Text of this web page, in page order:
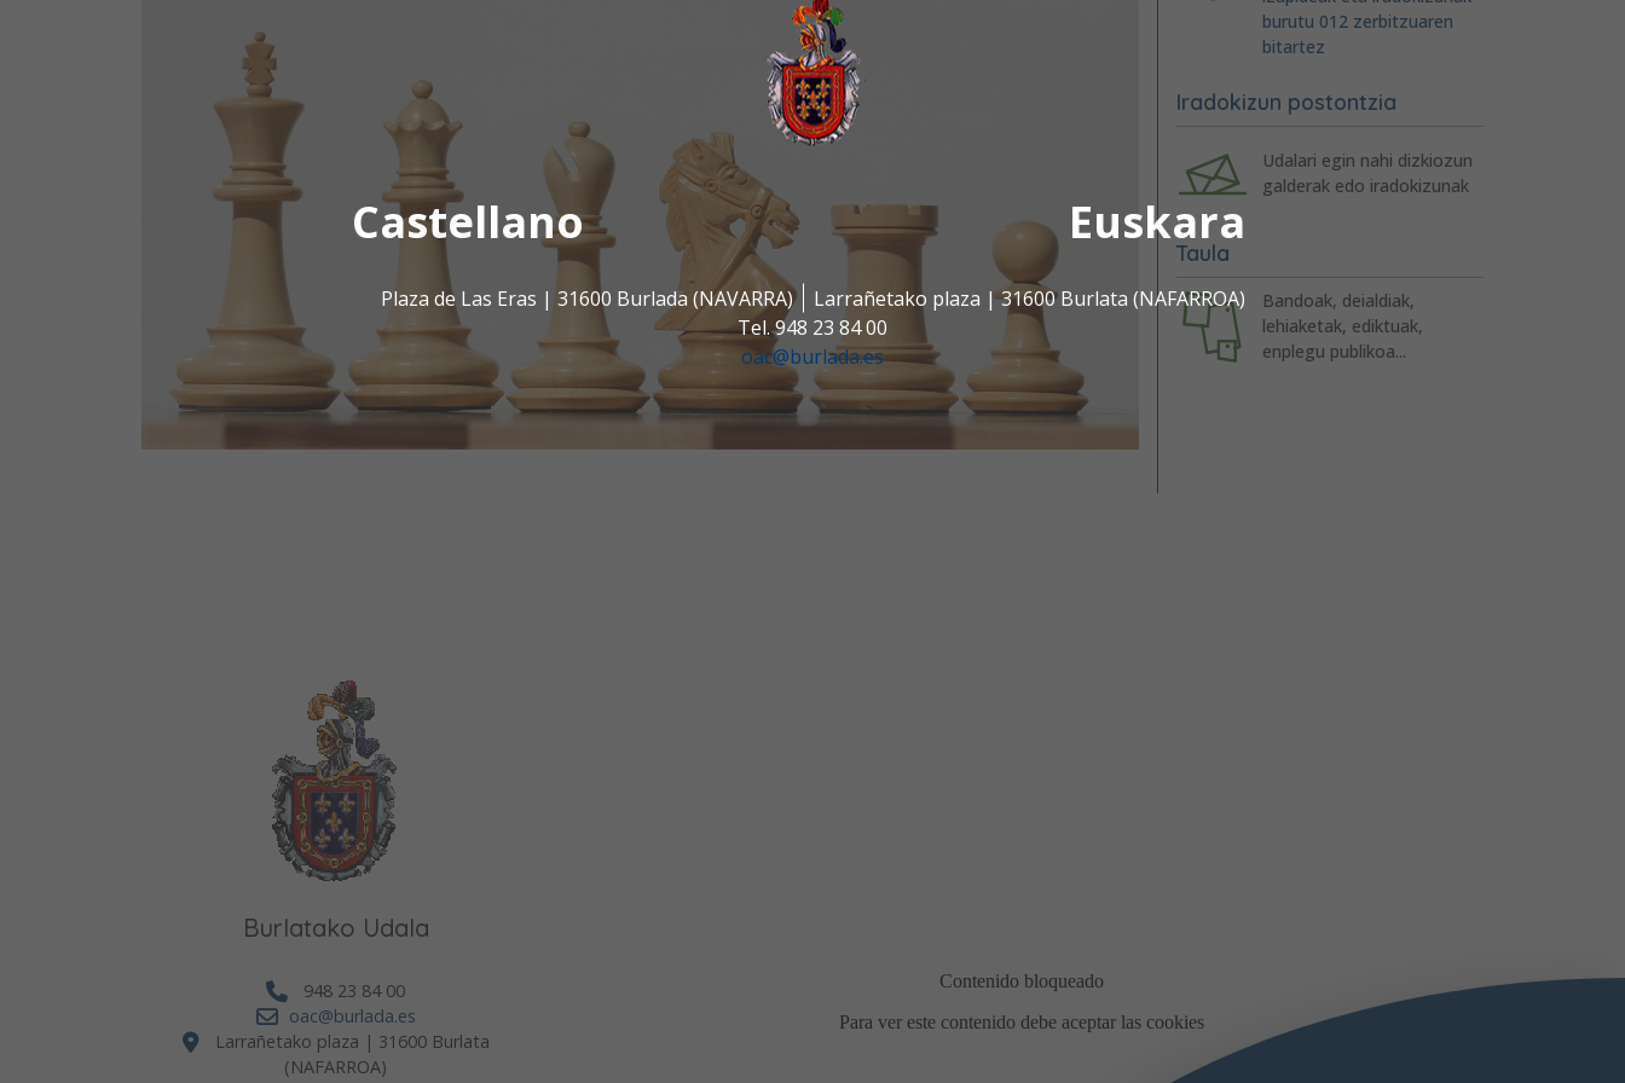
Castellano Euskara
Plaza de Las Eras | 31600 Burlada (NAVARRA)
Larrañetako plaza | 31600 Burlata (NAFARROA)
Tel. 948 23 84 00
oac@burlada.es
burutu 012 zerbitzuaren
bitartez
Iradokizun postontzia
Udalari egin nahi dizkiozun
galderak edo iradokizunak
Taula
Bandoak, deialdiak,
lehiaketak, ediktuak,
enplegu publikoa...
Burlatako Udala
948 23 84 00
oac@burlada.es
Larrañetako plaza | 31600 Burlata
(NAFARROA)